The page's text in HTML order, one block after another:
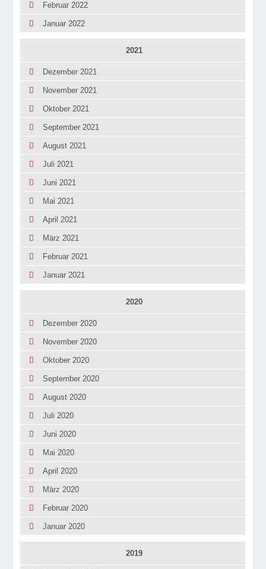
Februar 2022
Januar 2022
2021
Dezember 2021
November 2021
Oktober 2021
September 2021
August 2021
Juli 2021
Juni 2021
Mai 2021
April 2021
März 2021
Februar 2021
Januar 2021
2020
Dezember 2020
November 2020
Oktober 2020
September 2020
August 2020
Juli 2020
Juni 2020
Mai 2020
April 2020
März 2020
Februar 2020
Januar 2020
2019